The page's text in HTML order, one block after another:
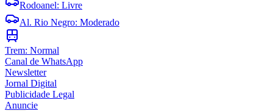
Rodoanel: Livre
Al. Rio Negro: Moderado
Trem: Normal
Canal de WhatsApp
Newsletter
Jornal Digital
Publicidade Legal
Anuncie